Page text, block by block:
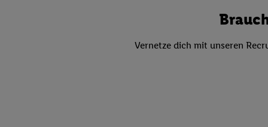
Vernetze dich mit unseren
reduzierter Daten